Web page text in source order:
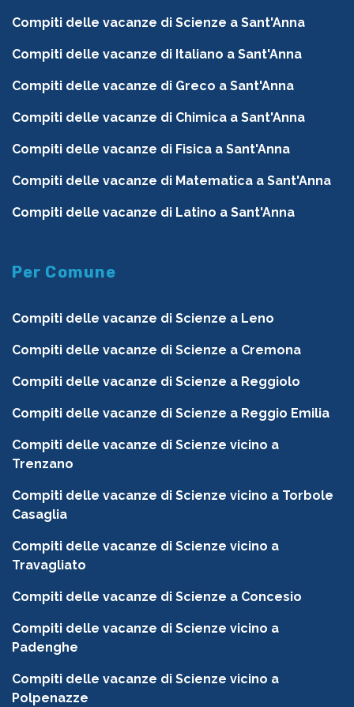
Compiti delle vacanze di Scienze a Sant'Anna
Compiti delle vacanze di Italiano a Sant'Anna
Compiti delle vacanze di Greco a Sant'Anna
Compiti delle vacanze di Chimica a Sant'Anna
Compiti delle vacanze di Fisica a Sant'Anna
Compiti delle vacanze di Matematica a Sant'Anna
Compiti delle vacanze di Latino a Sant'Anna
Per Comune
Compiti delle vacanze di Scienze a Leno
Compiti delle vacanze di Scienze a Cremona
Compiti delle vacanze di Scienze a Reggiolo
Compiti delle vacanze di Scienze a Reggio Emilia
Compiti delle vacanze di Scienze vicino a
Trenzano
Compiti delle vacanze di Scienze vicino a Torbole
Casaglia
Compiti delle vacanze di Scienze vicino a
Travagliato
Compiti delle vacanze di Scienze a Concesio
Compiti delle vacanze di Scienze vicino a
Padenghe
Compiti delle vacanze di Scienze vicino a
Polpenazze